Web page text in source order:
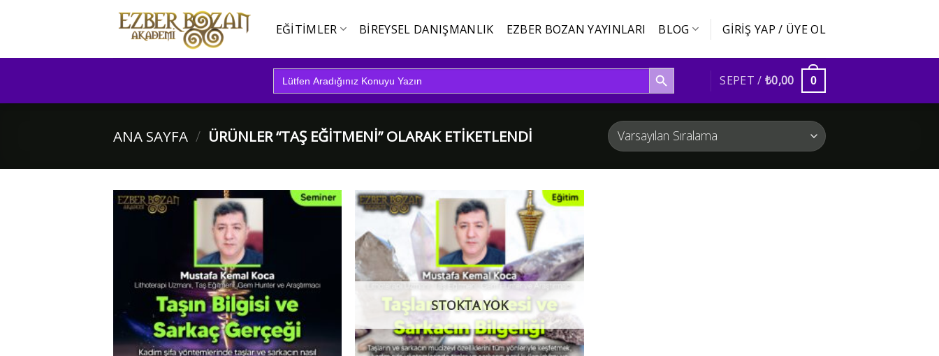
EĞITIMLER BIREYSEL DANIŞMANLIK EZBER BOZAN YAYINLARI BLOG GIRIŞ YAP / ÜYE OL
Search
for:
SEARCH BUTTON
SEPET / ₺0,00 0
ANA SAYFA / ÜRÜNLER “TAŞ EĞITMENI” OLARAK ETIKETLENDI
STOKTA YOK